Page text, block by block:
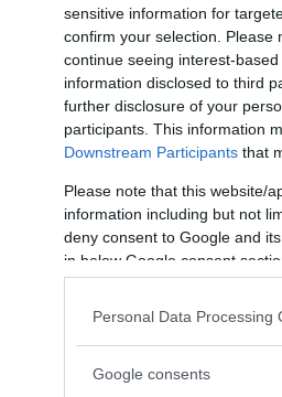
sensitive information for
confirm your selection. Please
continue seeing interest-
information disclosed to third
further disclosure of your
participants. This information
Downstream Participants that
Please note that this website/
information including but not
deny consent to Google and
in below Google consent
Personal Data Processing
Google consents
bianca
zucchero
olio di semi
gelato alla vaniglia
profumato